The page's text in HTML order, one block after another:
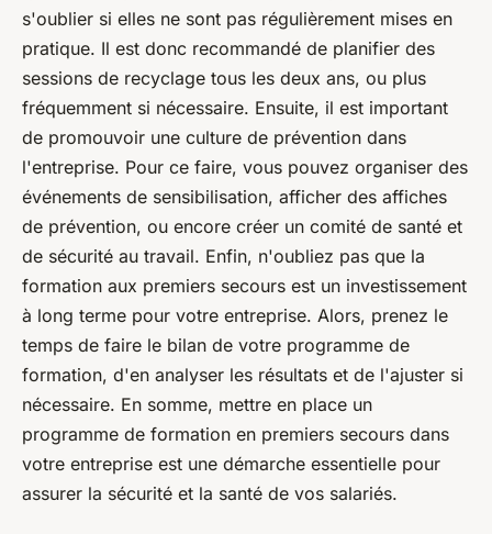
s'oublier si elles ne sont pas régulièrement mises en
pratique. Il est donc recommandé de planifier des
sessions de recyclage tous les deux ans, ou plus
fréquemment si nécessaire. Ensuite, il est important
de promouvoir une culture de prévention dans
l'entreprise. Pour ce faire, vous pouvez organiser des
événements de sensibilisation, afficher des affiches
de prévention, ou encore créer un comité de santé et
de sécurité au travail. Enfin, n'oubliez pas que la
formation aux premiers secours est un investissement
à long terme pour votre entreprise. Alors, prenez le
temps de faire le bilan de votre programme de
formation, d'en analyser les résultats et de l'ajuster si
nécessaire. En somme, mettre en place un
programme de formation en premiers secours dans
votre entreprise est une démarche essentielle pour
assurer la sécurité et la santé de vos salariés.